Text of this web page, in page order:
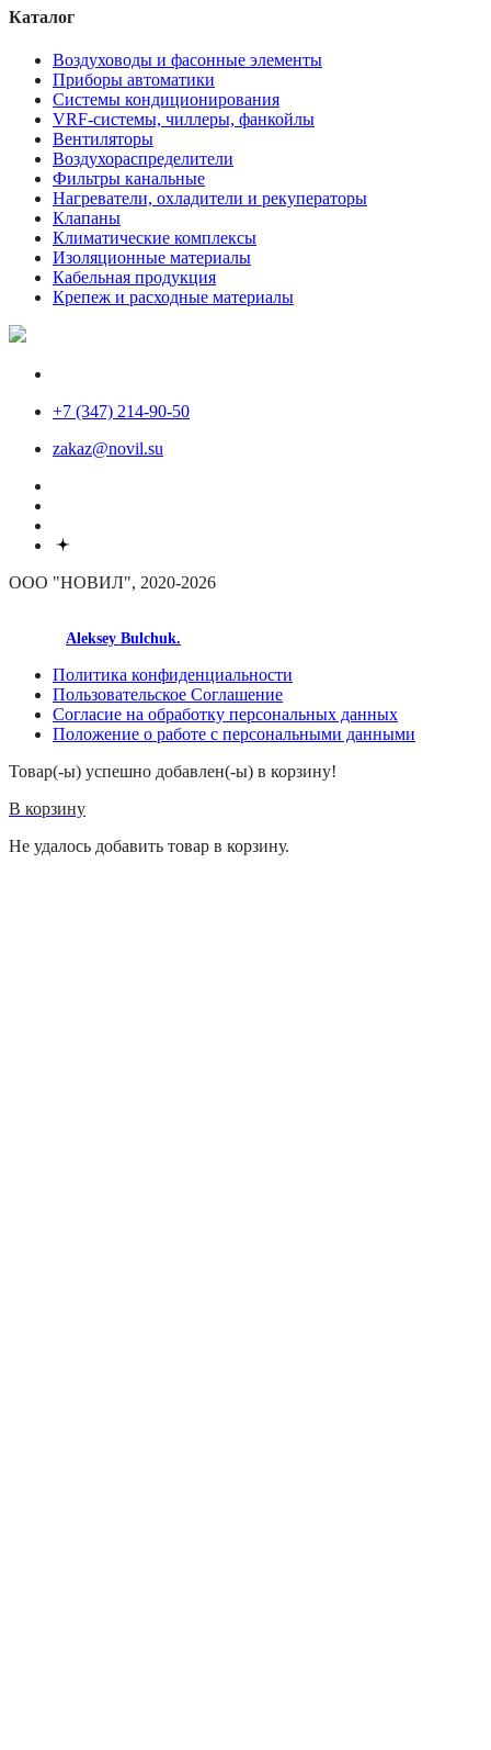
Каталог
Воздуховоды и фасонные элементы
Приборы автоматики
Системы кондиционирования
VRF-системы, чиллеры, фанкойлы
Вентиляторы
Воздухораспределители
Фильтры канальные
Нагреватели, охладители и рекуператоры
Клапаны
Климатические комплексы
Изоляционные материалы
Кабельная продукция
Крепеж и расходные материалы
+7 (347) 214-90-50
zakaz@novil.su
ООО "НОВИЛ", 2020-2026
Aleksey Bulchuk.
Политика конфиденциальности
Пользовательское Соглашение
Согласие на обработку персональных данных
Положение о работе с персональными данными
Товар(-ы) успешно добавлен(-ы) в корзину!
В корзину
Не удалось добавить товар в корзину.